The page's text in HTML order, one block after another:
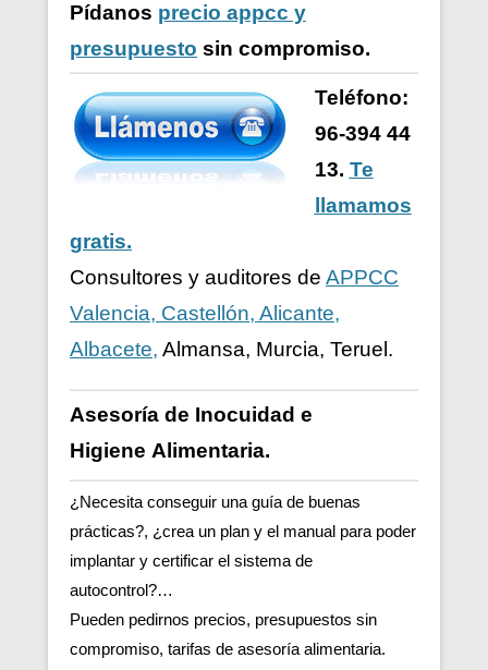
Pídanos precio appcc y
presupuesto sin compromiso.
Teléfono:
96-394 44
13. Te
llamamos
gratis.
Consultores y auditores de APPCC
Valencia, Castellón, Alicante,
Albacete, Almansa, Murcia, Teruel.
Asesoría de Inocuidad e
Higiene Alimentaria.
¿Necesita conseguir una guía de buenas
prácticas?, ¿crea un plan y el manual para poder
implantar y certificar el sistema de
autocontrol?…
Pueden pedirnos precios, presupuestos sin
compromiso, tarifas de asesoría alimentaria.